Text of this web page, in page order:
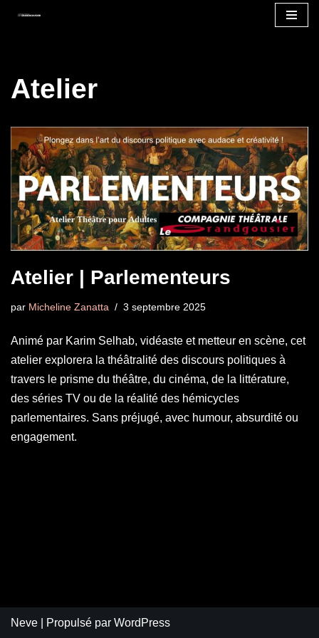
contenu
Atelier
Atelier | Parlementeurs
par Micheline Zanatta 3 septembre 2025
Animé par Karim Selhab, vidéaste et metteur en scène, cet
atelier explorera la théâtralité des discours politiques à
travers le prisme du théâtre, du cinéma, de la littérature,
des séries TV ou de la réalité des hémicycles
parlementaires. Sans préjugé, avec humour, absurdité ou
engagement.
Neve | Propulsé par WordPress